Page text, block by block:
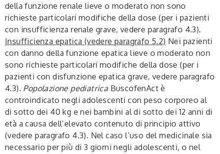
della funzione renale lieve o moderato non sono
richieste particolari modifiche della dose (per i pazienti
con insufficienza renale grave, vedere paragrafo 4.3).
Insufficienza epatica (vedere paragrafo 5.2) Nei pazienti
con danno della funzione epatica lieve o moderato non
sono richieste particolari modifiche della dose (per i
pazienti con disfunzione epatica grave, vedere paragrafo
4.3). Popolazione pediatrica BuscofenAct è
controindicato negli adolescenti con peso corporeo al
di sotto dei 40 kg e nei bambini al di sotto dei 12 anni di
età a causa dell’elevato contenuto di principio attivo
(vedere paragrafo 4.3). Nel caso l’uso del medicinale sia
necessario per più di 3 giorni negli adolescenti, o nel